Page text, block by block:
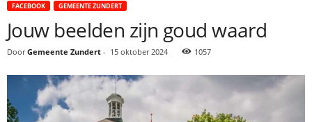
FACEBOOK GEMEENTE ZUNDERT
Jouw beelden zijn goud waard
Door Gemeente Zundert - 15 oktober 2024 1057